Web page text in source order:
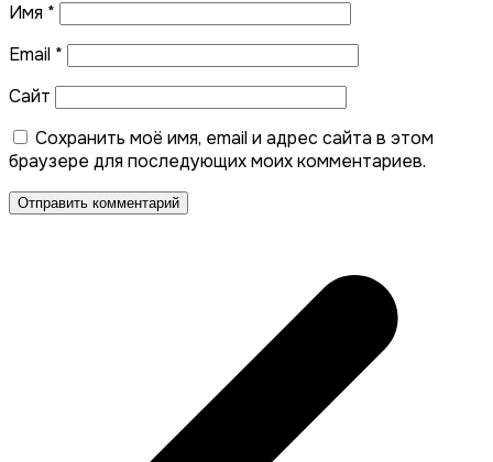
Имя *
Email *
Сайт
Сохранить моё имя, email и адрес сайта в этом
браузере для последующих моих комментариев.